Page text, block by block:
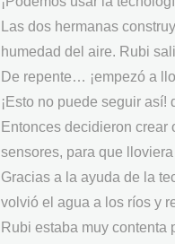
Las dos hermanas
humedad del aire. Rubi
De repente… ¡empezó a
¡Esto no puede seguir así!
Entonces decidieron
sensores, para que
Gracias a la ayuda de la
volvió el agua a los ríos y
Rubi estaba muy